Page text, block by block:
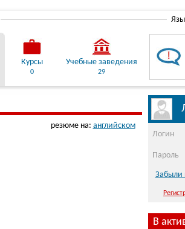
Курсы
0
Учебные заведения
29
резюме на: английском
Логин
Пароль
Забыли
В